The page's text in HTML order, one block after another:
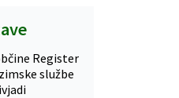
Register
službe